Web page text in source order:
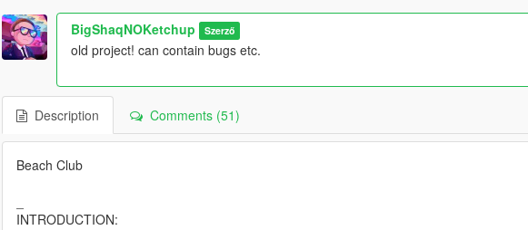
BigShaqNOKetchup Szerző
old project! can contain bugs etc.
Description Comments (51)
Beach Club
INTRODUCTION: